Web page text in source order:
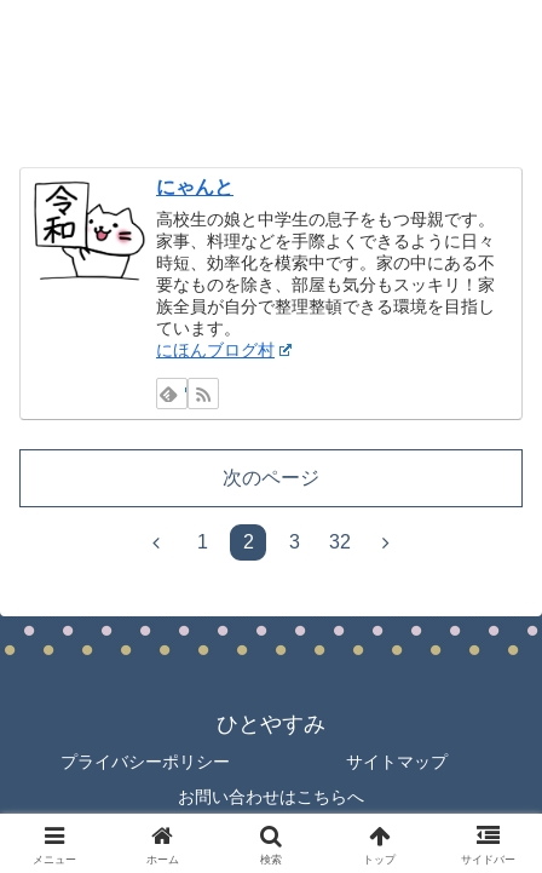
にゃんと
高校生の娘と中学生の息子をもつ母親です。
家事、料理などを手際よくできるように日々
時短、効率化を模索中です。家の中にある不
要なものを除き、部屋も気分もスッキリ！家
族全員が自分で整理整頓できる環境を目指し
ています。
にほんブログ村
次のページ
前
1 2 3 32
次
ひとやすみ
プライバシーポリシー
サイトマップ
お問い合わせはこちらへ
© 2019 ひとやすみ.
メニュー ホーム 検索 トップ サイドバー